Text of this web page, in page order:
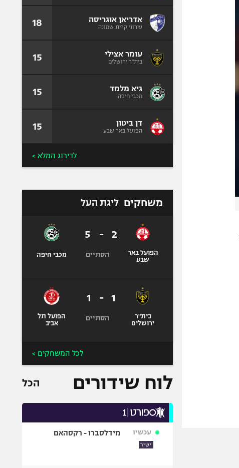
אדריאן אוגריסה
עירוני קרית שמונה 18
עומר אצילי
בית"ר ירושלים 15
גיא מלמד
מכבי חיפה 15
דן ביטון
הפועל באר שבע 15
לדירוג המלא >
משחקים ליגת העל
הפועל באר
שבע
2
-
5
הסתיים מכבי חיפה
בית"ר
ירושלים
1
-
1
הסתיים
הפועל תל
אביב
לכל המשחקים >
לוח שידורים הכל
עכשיו
ישיר
מידלסברו - רקסהאם